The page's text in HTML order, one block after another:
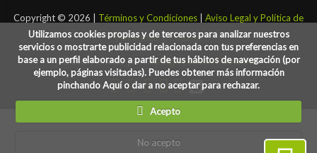
Utilizamos cookies propias y de terceros para analizar nuestros
servicios o mostrarte publicidad relacionada con tus preferencias en
base a un perfil elaborado a partir de tus hábitos de navegación (por
ejemplo, páginas visitadas). Puedes obtener más información
pinchando Aquí o dar a no aceptar para rechazar.
Acepto
No acepto
Copyright © 2026 | Términos y Condiciones
Aviso Legal y Política de
Privacidad y Cookies
Desarrollado por:codigoconsentido.com